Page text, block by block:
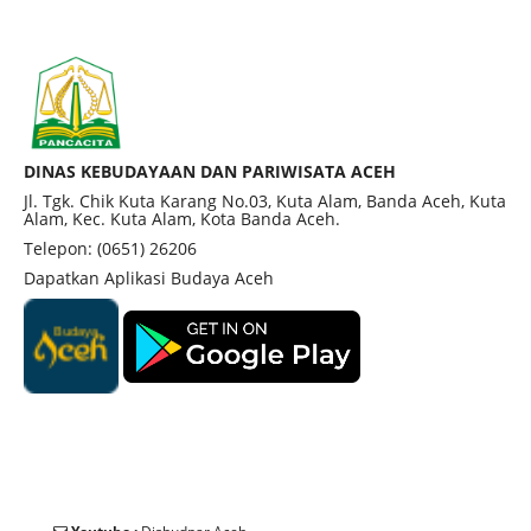
DINAS KEBUDAYAAN DAN PARIWISATA ACEH
Jl. Tgk. Chik Kuta Karang No.03, Kuta Alam, Banda Aceh, Kuta
Alam, Kec. Kuta Alam, Kota Banda Aceh.
Telepon: (0651) 26206
Dapatkan Aplikasi Budaya Aceh